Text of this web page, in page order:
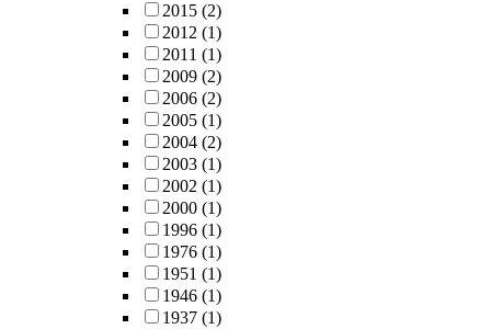
2015 (2)
2012 (1)
2011 (1)
2009 (2)
2006 (2)
2005 (1)
2004 (2)
2003 (1)
2002 (1)
2000 (1)
1996 (1)
1976 (1)
1951 (1)
1946 (1)
1937 (1)